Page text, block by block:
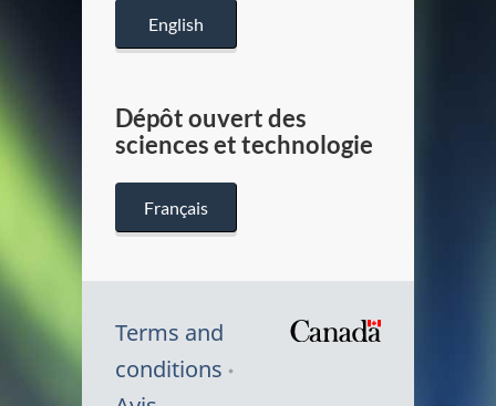
English
Dépôt ouvert des
sciences et technologie
Français
Terms and
conditions